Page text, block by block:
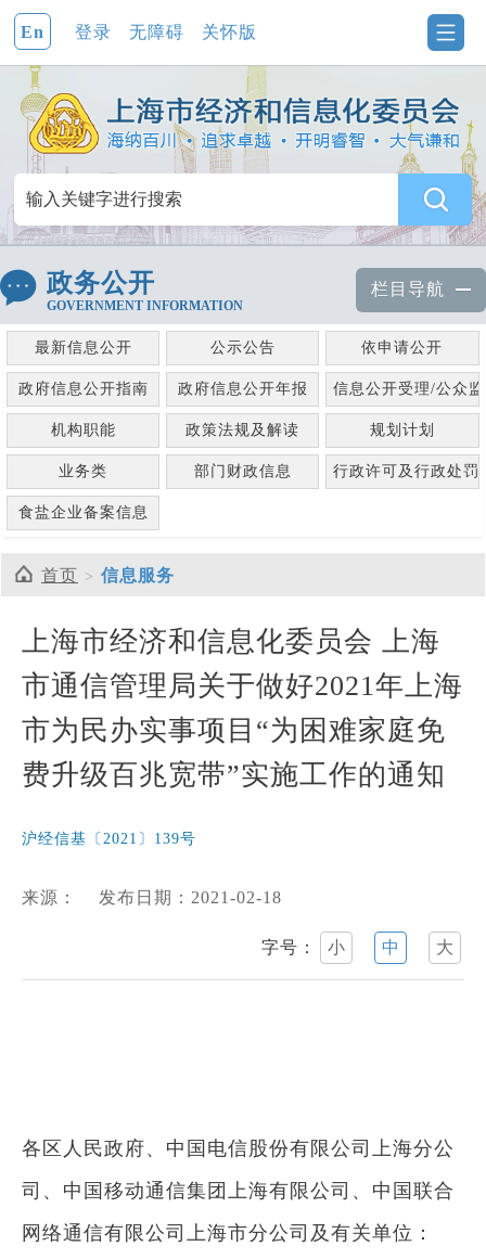
En 登录 无障碍 关怀版
政务公开
GOVERNMENT INFORMATION
栏目导航
最新信息公开 公示公告 依申请公开
政府信息公开指南 政府信息公开年报 信息公开受理/公众
机构职能 政策法规及解读 规划计划
业务类 部门财政信息 行政许可及行政处罚
食盐企业备案信息
首页 信息服务
上海市经济和信息化委员会 上海
市通信管理局关于做好2021年上海
市为民办实事项目“为困难家庭免
费升级百兆宽带”实施工作的通知
沪经信基〔2021〕139号
来源： 发布日期：2021-02-18
字号：小 中 大
各区人民政府、中国电信股份有限公司上海分公
司、中国移动通信集团上海有限公司、中国联合
网络通信有限公司上海市分公司及有关单位：